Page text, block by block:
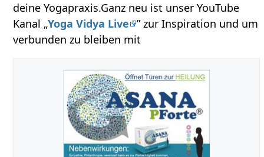
deine Yogapraxis.Ganz neu ist unser YouTube
Kanal „Yoga Vidya Live ” zur Inspiration und um
verbunden zu bleiben mit